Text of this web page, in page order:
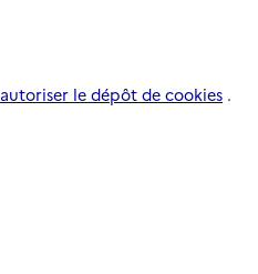
autoriser le dépôt de cookies .